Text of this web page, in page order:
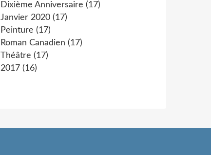
Dixième Anniversaire (17)
Janvier 2020 (17)
Peinture (17)
Roman Canadien (17)
Théâtre (17)
2017 (16)